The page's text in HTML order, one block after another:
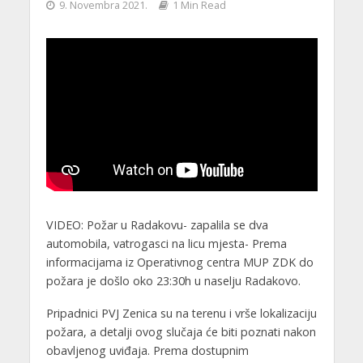
9. Novembra 2021. 1 Min Read
VIDEO: Požar u Radakovu- zapalila se dva
automobila, vatrogasci na licu mjesta- Prema
informacijama iz Operativnog centra MUP ZDK do
požara je došlo oko 23:30h u naselju Radakovo.
Pripadnici PVJ Zenica su na terenu i vrše lokalizaciju
požara, a detalji ovog slučaja će biti poznati nakon
obavljenog uviđaja. Prema dostupnim